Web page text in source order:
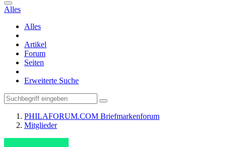
Alles
Alles
Artikel
Forum
Seiten
Erweiterte Suche
PHILAFORUM.COM Briefmarkenforum
Mitglieder